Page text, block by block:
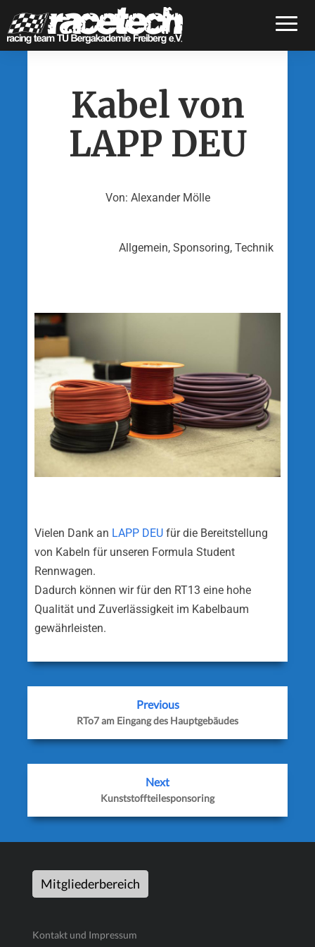
Kabel von
LAPP DEU
Von: Alexander Mölle
Allgemein, Sponsoring, Technik
Vielen Dank an LAPP DEU für die Bereitstellung
von Kabeln für unseren Formula Student
Rennwagen.
Dadurch können wir für den RT13 eine hohe
Qualität und Zuverlässigkeit im Kabelbaum
gewährleisten.
Previous
RTo7 am Eingang des Hauptgebäudes
Next
Kunststoffteilesponsoring
Mitgliederbereich
Kontakt und Impressum